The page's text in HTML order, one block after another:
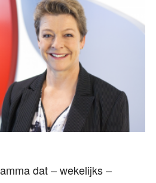
dat – wekelijks –